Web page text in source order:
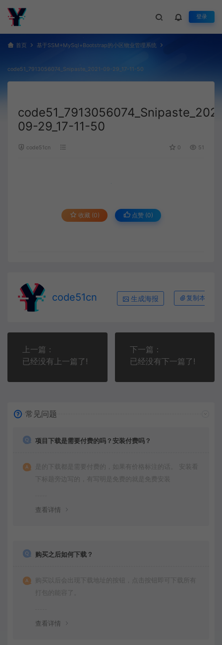
登录
首页 基于SSM+MySql+Bootstrap的小区物业管理系统
code51_7913056074_Snipaste_2021-09-29_17-11-50
09-29_17-11-50
code51cn 0 51
收藏 (0) 点赞 (0)
code51cn 生成海报 复制本文链
上一篇：
已经没有上一篇了!
下一篇：
已经没有下一篇了!
常见问题
项目下载是需要付费的吗？安装付费吗？
是的下载都是需要付费的，如果有价格标注的话。 安装看
下标题旁边写的，有写明是免费的就是免费安装
查看详情
购买之后如何下载？
购买以后会出现下载地址的按钮，点击按钮即可下载所有
打包的能容了。
查看详情